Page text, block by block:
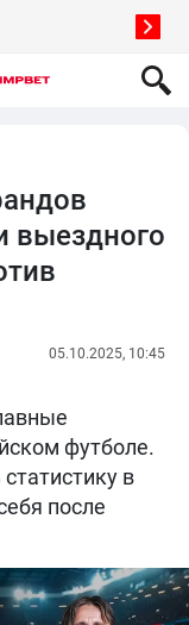
выездного
05.10.2025, 10:45
футболе.
в
после